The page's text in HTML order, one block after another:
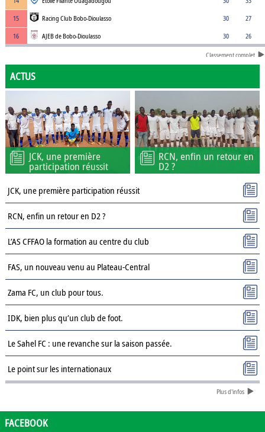
15
Racing Club Bobo-Dioulasso 30
27
16
AJEB de Bobo-Dioulasso 30 26
Classement complet
ACTUS
JCK, une première
participation réussit
RCN, enfin un retour en
D2 ?
JCK, une première participation réussit
RCN, enfin un retour en D2 ?
L’AS CFFAO la formation au centre du club
FAS, un nouveau venu au Plateau-Central
Zama FC, un club pour tous.
IDK, bien plus qu’un club de foot.
Le Sahel FC : une revanche sur la saison passée.
Le point sur les internationaux
Présentation des clubs de D3 : ASPC Tenkodogo
Plus d'infos
FACEBOOK